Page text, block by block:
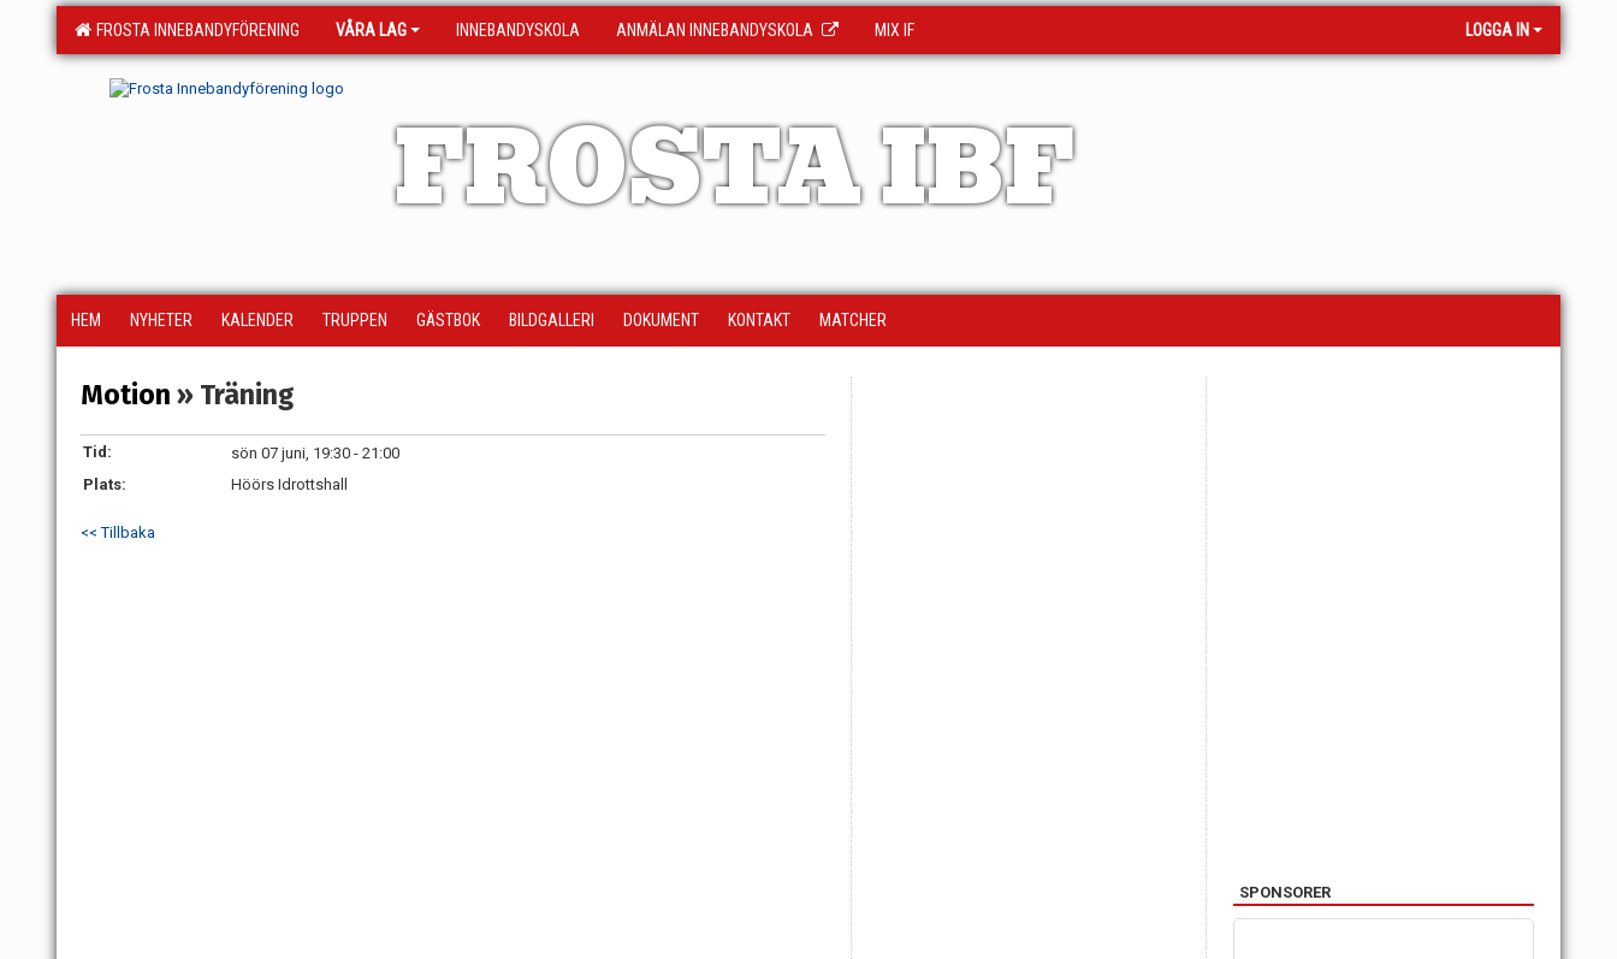
FROSTA INNEBANDYFÖRENING VÅRA LAG INNEBANDYSKOLA ANMÄLAN INNEBANDYSKOLA MIX IF LOGGA IN
FROSTA IBF
HEM NYHETER KALENDER TRUPPEN GÄSTBOK BILDGALLERI DOKUMENT KONTAKT MATCHER
Motion » Träning
Tid:
sön 07 juni, 19:30 - 21:00
Plats:
Höörs Idrottshall
<< Tillbaka
SPONSORER